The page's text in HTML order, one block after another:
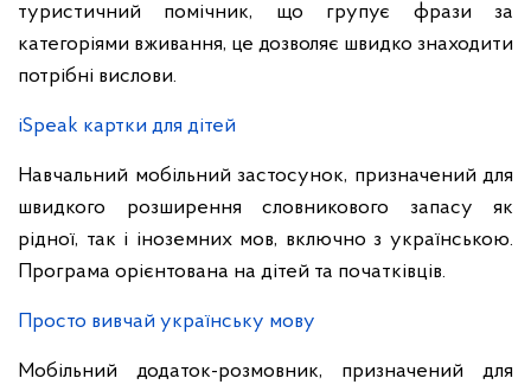
туристичний помічник, що групує фрази за
категоріями вживання, це дозволяє швидко знаходити
потрібні вислови.
iSpeak картки для дітей
Навчальний мобільний застосунок, призначений для
швидкого розширення словникового запасу як
рідної, так і іноземних мов, включно з українською.
Програма орієнтована на дітей та початківців.
Просто вивчай українську мову
Мобільний додаток-розмовник, призначений для